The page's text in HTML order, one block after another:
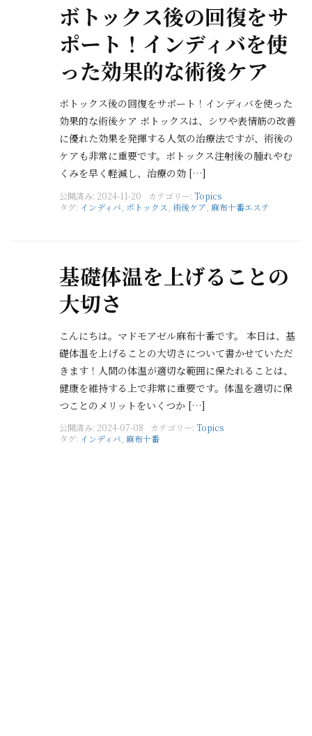
ボトックス後の回復をサ
ポート！インディバを使
った効果的な術後ケア
ボトックス後の回復をサポート！インディバを使った
効果的な術後ケア ボトックスは、シワや表情筋の改善
に優れた効果を発揮する人気の治療法ですが、術後の
ケアも非常に重要です。ボトックス注射後の腫れやむ
くみを早く軽減し、治療の効 […]
公開済み: 2024-11-20 カテゴリー: Topics
タグ: インディバ ボトックス 術後ケア 麻布十番エステ
基礎体温を上げることの
大切さ
こんにちは。マドモアゼル麻布十番です。 本日は、基
礎体温を上げることの大切さについて書かせていただ
きます！人間の体温が適切な範囲に保たれることは、
健康を維持する上で非常に重要です。体温を適切に保
つことのメリットをいくつか […]
公開済み: 2024-07-08 カテゴリー: Topics
タグ: インディバ 麻布十番